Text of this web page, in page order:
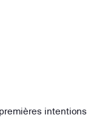
intentions